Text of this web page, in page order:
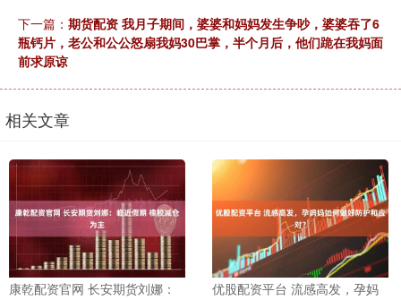
下一篇： 期货配资 我月子期间，婆婆和妈妈发生争吵，婆婆吞了6
瓶钙片，老公和公公怒扇我妈30巴掌，半个月后，他们跪在我妈面
前求原谅
相关文章
康乾配资官网 长安期货刘娜：
优股配资平台 流感高发，孕妈